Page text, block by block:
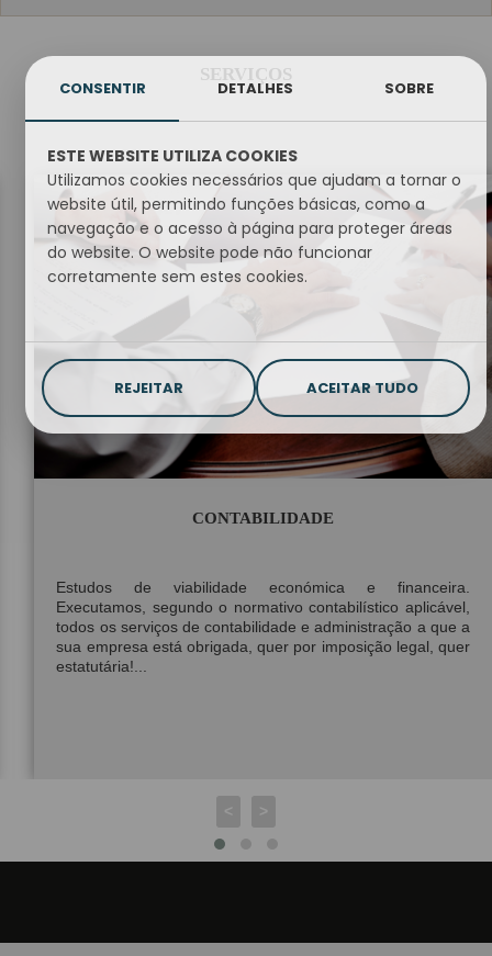
CONSENTIR DETALHES SOBRE
ESTE WEBSITE UTILIZA COOKIES
Utilizamos cookies necessários que ajudam a tornar o
website útil, permitindo funções básicas, como a
navegação e o acesso à página para proteger áreas
do website. O website pode não funcionar
corretamente sem estes cookies.
REJEITAR ACEITAR TUDO
SERVIÇOS
CONTABILIDADE
Estudos de viabilidade económica e financeira.
Executamos, segundo o normativo contabilístico aplicável,
todos os serviços de contabilidade e administração a que a
sua empresa está obrigada, quer por imposição legal, quer
estatutária!...
< >